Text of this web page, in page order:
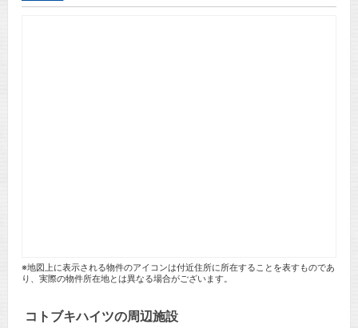
※地図上に表示される物件のアイコンは付近住所に所在することを表すものであ
り、実際の物件所在地とは異なる場合がございます。
コトブキハイツの周辺施設